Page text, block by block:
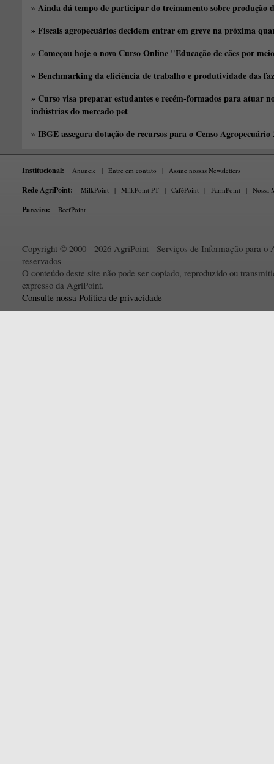
» Ainda dá tempo de participar do treinamento sobre produção
» Fiscais agropecuários decidem entrar em greve na próxima
» Começou hoje o novo Curso Online "Educação de cães por
» Benchmarking da eficiência de trabalho e produtividade das
» Curso visa preparar estudantes e recém-formados para atuar
indústrias do mercado pet
» IBGE assegura dotação de recursos para o Censo Agropecuário
Institucional: Anuncie | Entre em contato | Assine nossas Newsletters
Rede AgriPoint: MilkPoint | MilkPoint PT | CaféPoint | FarmPoint | Nossa
Parceiro: BeefPoint
Copyright © 2000 - 2026 AgriPoint - Serviços de Informação para o
reservados
O conteúdo deste site não pode ser copiado, reproduzido ou
expresso da AgriPoint.
Consulte nossa Política de privacidade